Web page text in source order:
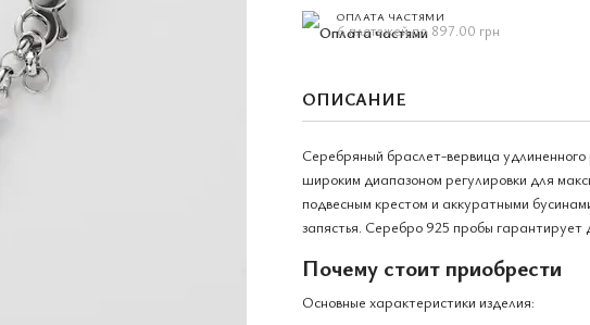
ОПЛАТА ЧАСТЯМИ
6 платежей по 897.00 грн
ОПИСАНИЕ
Серебряный браслет-вервица
широким диапазоном регулировки для
подвесным крестом и аккуратными
запястья. Серебро 925 пробы гарантирует
Почему стоит приобрести
Основные характеристики изделия: